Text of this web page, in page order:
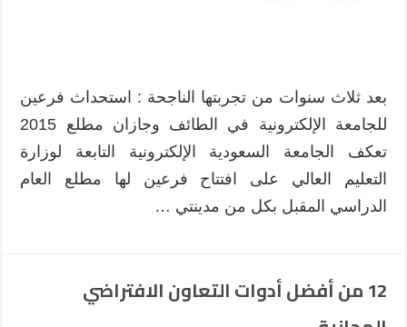
مغلقة
بعد ثلاث سنوات من تجربتها الناجحة : استحداث فرعين
للجامعة الإلكترونية في الطائف وجازان مطلع 2015
تعكف الجامعة السعودية الإلكترونية التابعة لوزارة
التعليم العالي على افتتاح فرعين لها مطلع العام
الدراسي المقبل بكل من مدينتي …
12 من أفضل أدوات التعاون الافتراضي